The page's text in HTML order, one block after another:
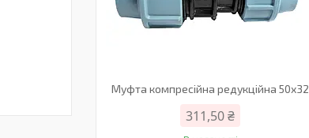
Муфта компресійна редукційна 50х32
311,50 ₴